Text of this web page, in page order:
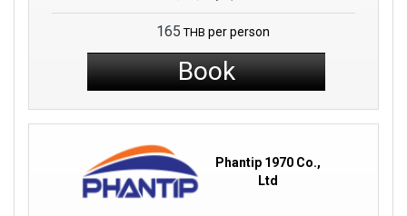
165 THB per person
Book
Phantip 1970 Co.,
Ltd